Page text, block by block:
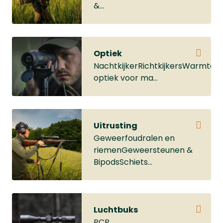
&...
Optiek
optiek voor ma...
Uitrusting
Geweerfoudralen en
riemenGeweersteunen &
BipodsSchiets...
Luchtbuks